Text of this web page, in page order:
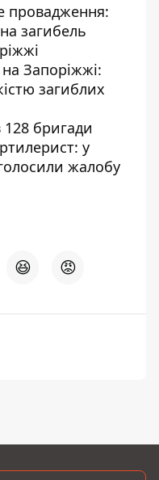
провадження:
загибель
Запоріжжі:
загиблих
128 бригади
у
жалобу
😆 😡